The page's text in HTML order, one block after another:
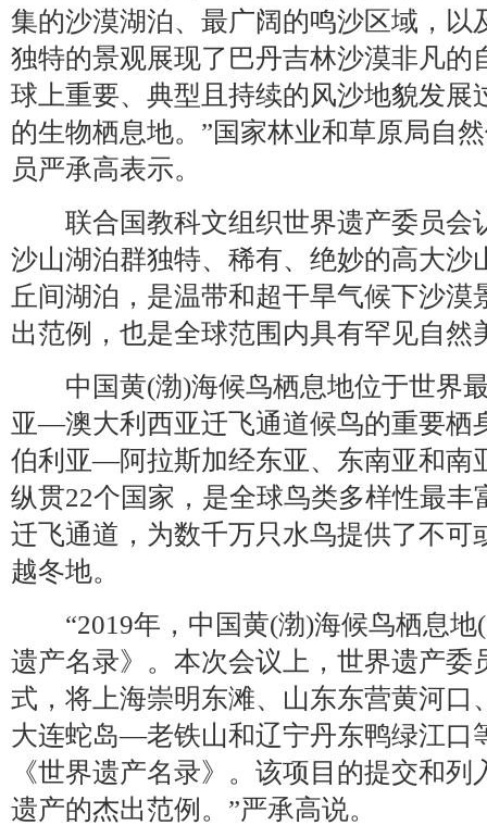
集的沙漠湖泊、最广阔的鸣沙区域，以
独特的景观展现了巴丹吉林沙漠非凡的
球上重要、典型且持续的风沙地貌发展
的生物栖息地。”国家林业和草原局自
员严承高表示。
联合国教科文组织世界遗产委员会
沙山湖泊群独特、稀有、绝妙的高大沙
丘间湖泊，是温带和超干旱气候下沙漠
出范例，也是全球范围内具有罕见自然
中国黄(渤)海候鸟栖息地位于世界
亚—澳大利西亚迁飞通道候鸟的重要栖
伯利亚—阿拉斯加经东亚、东南亚和南
纵贯22个国家，是全球鸟类多样性最丰
迁飞通道，为数千万只水鸟提供了不可
越冬地。
“2019年，中国黄(渤)海候鸟栖息地(
遗产名录》。本次会议上，世界遗产委
式，将上海崇明东滩、山东东营黄河口
大连蛇岛—老铁山和辽宁丹东鸭绿江口
《世界遗产名录》。该项目的提交和
遗产的杰出范例。”严承高说。